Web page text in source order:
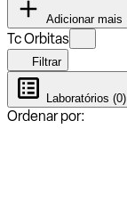
Adicionar mais
Tc Orbitas
Filtrar
Laboratórios (0)
Ordenar por: